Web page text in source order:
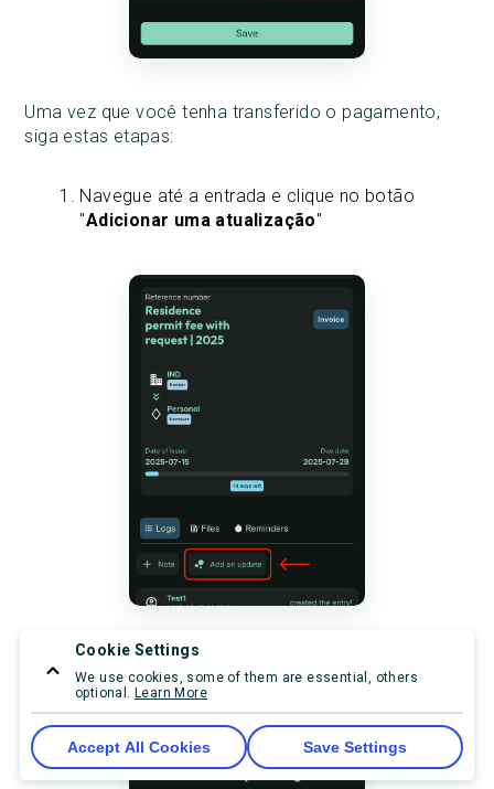
Uma vez que você tenha transferido o pagamento,
siga estas etapas:
Navegue até a entrada e clique no botão
"Adicionar uma atualização"
Clique no botão "
Cookie Settings
We use cookies, some of them are essential, others
optional. Learn More
Accept All Cookies Save Settings